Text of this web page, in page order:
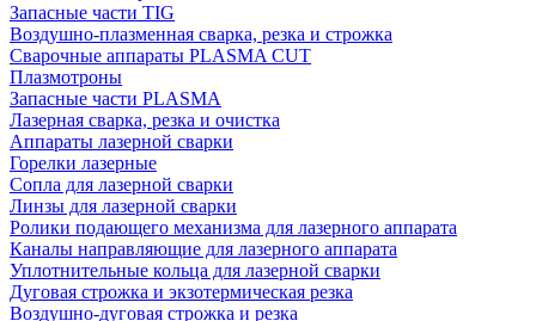
Запасные части TIG
Воздушно-плазменная сварка, резка и строжка
Сварочные аппараты PLASMA CUT
Плазмотроны
Запасные части PLASMA
Лазерная сварка, резка и очистка
Аппараты лазерной сварки
Горелки лазерные
Сопла для лазерной сварки
Линзы для лазерной сварки
Ролики подающего механизма для лазерного аппарата
Каналы направляющие для лазерного аппарата
Уплотнительные кольца для лазерной сварки
Дуговая строжка и экзотермическая резка
Воздушно-дуговая строжка и резка